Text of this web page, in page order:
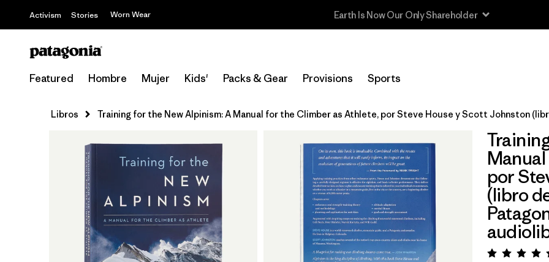
Activism Stories Worn Wear Read Our Work in Progress Report
Featured Hombre Mujer Kids' Packs & Gear Provisions Sports
Libros Training for the New Alpinism: A Manual for the Climber as Athlete, por Steve House y Scott Johnston
por
(libro